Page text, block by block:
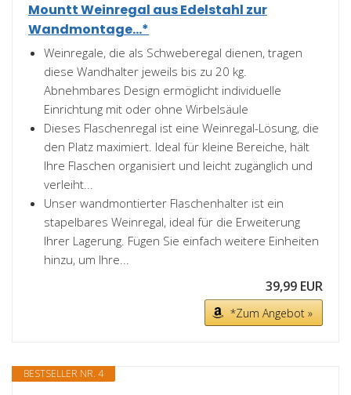
Mountt Weinregal aus Edelstahl zur
Wandmontage...*
Weinregale, die als Schweberegal dienen, tragen
diese Wandhalter jeweils bis zu 20 kg.
Abnehmbares Design ermöglicht individuelle
Einrichtung mit oder ohne Wirbelsäule
Dieses Flaschenregal ist eine Weinregal-Lösung, die
den Platz maximiert. Ideal für kleine Bereiche, hält
Ihre Flaschen organisiert und leicht zugänglich und
verleiht...
Unser wandmontierter Flaschenhalter ist ein
stapelbares Weinregal, ideal für die Erweiterung
Ihrer Lagerung. Fügen Sie einfach weitere Einheiten
hinzu, um Ihre...
39,99 EUR
*Zum Angebot »
BESTSELLER NR. 4